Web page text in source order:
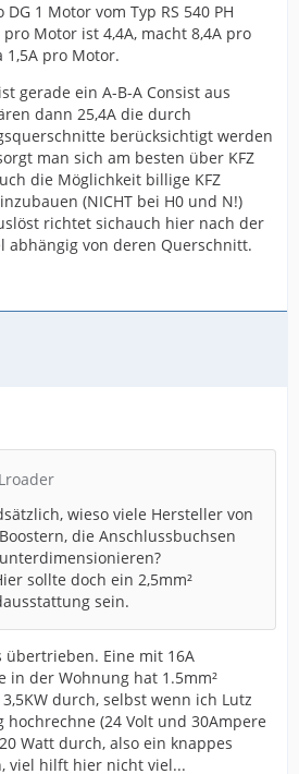
1 Motor vom Typ RS 540 PH
Motor ist 4,4A, macht 8,4A pro
1,5A pro Motor.
gerade ein A-B-A Consist aus
dann 25,4A die durch
berücksichtigt werden
man sich am besten über KFZ
die Möglichkeit billige KFZ
(NICHT bei H0 und N!)
richtet sichauch hier nach der
abhängig von deren Querschnitt.
wieso viele Hersteller von
die Anschlussbuchsen
sollte doch ein 2,5mm²
sein.
übertrieben. Eine mit 16A
in der Wohnung hat 1.5mm²
durch, selbst wenn ich Lutz
(24 Volt und 30Ampere
Watt durch, also ein knappes
viel hilft hier nicht viel...